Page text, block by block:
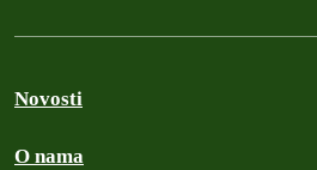
Novosti
O nama